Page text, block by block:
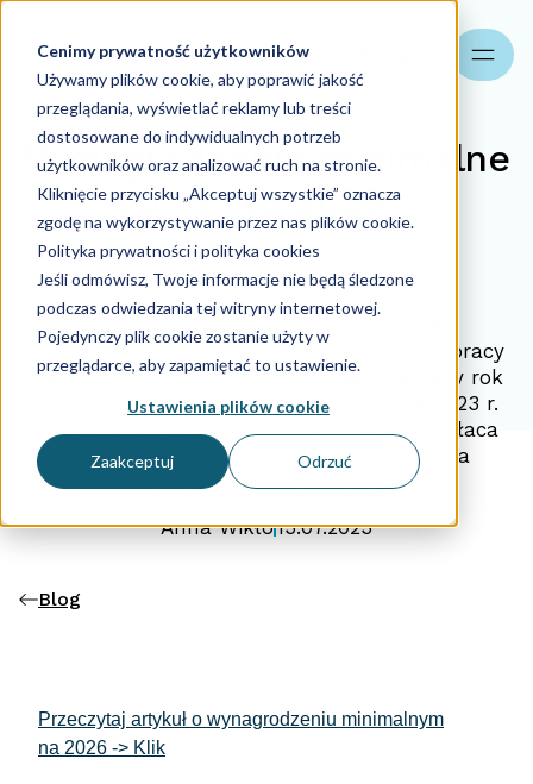
Cenimy prywatność użytkowników
Używamy plików cookie, aby poprawić jakość
przeglądania, wyświetlać reklamy lub treści
dostosowane do indywidualnych potrzeb
użytkowników oraz analizować ruch na stronie.
Kliknięcie przycisku „Akceptuj wszystkie” oznacza
zgodę na wykorzystywanie przez nas plików cookie.
Polityka prywatności i polityka cookies
Jeśli odmówisz, Twoje informacje nie będą śledzone
podczas odwiedzania tej witryny internetowej.
Pojedynczy plik cookie zostanie użyty w
przeglądarce, aby zapamiętać to ustawienie.
Ustawienia plików cookie
Zaakceptuj Odrzuć
Wynagrodzenie minimalne
od 1 lipca 2023 r.
13.07.2023
Wysokość wynagrodzenia pracownika
zatrudnionego w pełnym wymiarze czasu pracy
nie może być niższa od ustalonego na dany rok
minimalnego wynagrodzenia. Od 1 lipca 2023 r.
po raz drugi w 2023 została podniesiona płaca
minimalna (do kwoty 3 600 zł), a stawka
godzinowa wzrosła do kwoty 23,50 zł.
Anna Wikło13.07.2023
Blog
Przeczytaj artykuł o wynagrodzeniu minimalnym
na 2026 -> Klik